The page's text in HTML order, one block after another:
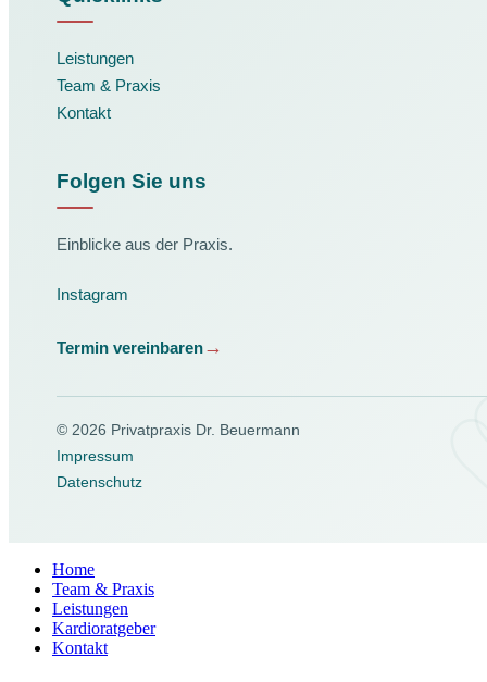
Leistungen
Team & Praxis
Kontakt
Folgen Sie uns
Einblicke aus der Praxis.
Instagram
Termin vereinbaren
© 2026 Privatpraxis Dr. Beuermann
Impressum
Datenschutz
Home
Team & Praxis
Leistungen
Kardioratgeber
Kontakt